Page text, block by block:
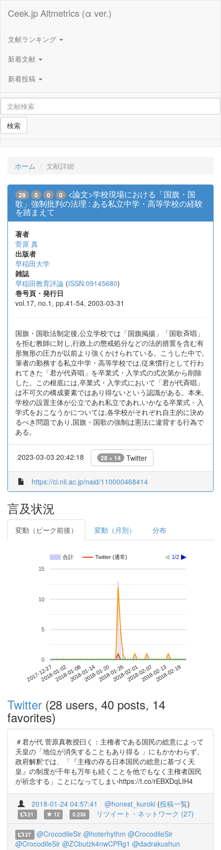
Ceek.jp Altmetrics (α ver.)
文献ランキング
新着文献
新着投稿
検索
ホーム 文献詳細
28 0 0 0
<論文>学校現場における「国旗・国
歌」強制批判の法理 : ある私立中学・高等学校の経験
を踏まえて
著者
菅原 真
出版者
早稲田大学
雑誌
早稲田教育評論 (ISSN:09145680)
巻号頁・発行日
vol.17, no.1, pp.41-54, 2003-03-31
国旗・国歌法制定後,公立学校では「国旗掲揚」「国歌斉唱」
を拒む教師に対し,行政上の懲戒処分などの法的措置を含む有
形無形の圧力が以前より強くかけられている。こうした中で,
筆者の勤務する私立中学・高等学校では,従来慣行として行わ
れてきた「君が代斉唱」を卒業式・入学式の式次第から削除
した。この根底には,卒業式・入学式において「君が代斉唱」
は不可欠の構成要素ではあり得ないという認識がある。本来,
学校の設置主体が公立であれ私立であれ,いかなる卒業式・入
学式をおこなうかについては,各学校がそれぞれ自主的に決め
るべき問題であり,国旗・国歌の強制は憲法に違背する行為で
ある。
2023-03-03 20:42:18 28 + 14 Twitter
https://ci.nii.ac.jp/naid/110000468414
言及状況
変動（ピーク前後） 変動（月別） 分布
合計 Twitter (通常) 1/2
2017-12-272018-01-022018-01-082018-01-142018-01-202018-01-262018-02-012018-02-072018-02-132018-02-19
0
5
10
15
Twitter (28 users, 40 posts, 14
favorites)
＃君が代 菅原真教授曰く：主権者である国民の総意によって
天皇の「地位が消失することもあり得る 」にもかかわらず、
政府解釈では、「『主権の存る日本国民の総意に基づく天
皇』の制度が千年も万年も続くことを他でもなく主権者国民
が祈念する」ことになってしまいhttps://t.co/rEBXDqLIH4
2018-01-24 04:57:41 @honest_kuroki (投稿一覧)
21 12 0.236 リツイート・ネットワーク (27)
27 @CrocodileSir @hoterhythm @CrocodileSir
@CrocodileSir @ZCbutzk4nwCPRg1 @dadrakushun